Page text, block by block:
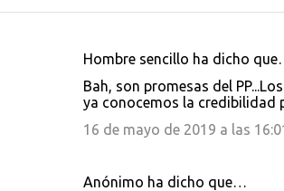
Hombre sencillo ha dicho
Bah, son promesas del
ya conocemos la credibilidad
16 de mayo de 2019 a las
Anónimo ha dicho que…